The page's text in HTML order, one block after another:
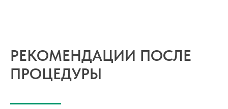
РЕКОМЕНДАЦИИ ПОСЛЕ
ПРОЦЕДУРЫ